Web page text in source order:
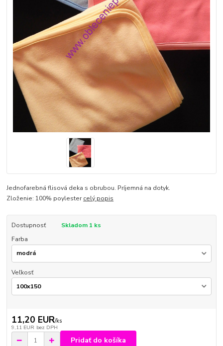
Jednofarebná flisová deka s obrubou. Príjemná na dotyk.
Zloženie: 100% poylestercelý popis
Dostupnosť
Skladom 1 ks
Farba
Veľkosť
11,20 EUR/ks
9,11 EUR bez DPH
Pridať do košíka